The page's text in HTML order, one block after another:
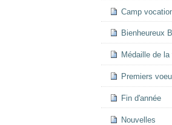
Camp
Bienheureux
Médaille de
Premiers
Fin d'année
Nouvelles